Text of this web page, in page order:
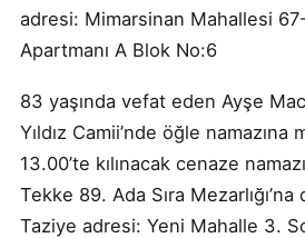
adresi: Mimarsinan Mahallesi
Apartmanı A Blok No:6
83 yaşında vefat eden Ayşe
Yıldız Camii’nde öğle namazına
13.00’te kılınacak cenaze
Tekke 89. Ada Sıra
Taziye adresi: Yeni Mahalle 3.